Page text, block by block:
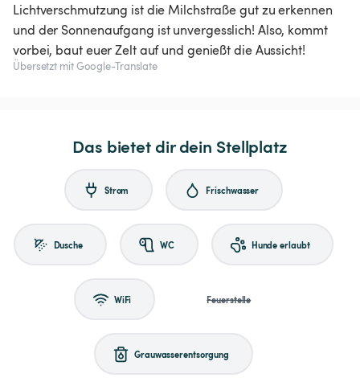
Lichtverschmutzung ist die Milchstraße gut zu erkennen
und der Sonnenaufgang ist unvergesslich! Also, kommt
vorbei, baut euer Zelt auf und genießt die Aussicht!
Übersetzt mit Google-Translate
Das bietet dir dein Stellplatz
Strom Frischwasser
Dusche WC Hunde erlaubt
WiFi Feuerstelle
Grauwasserentsorgung